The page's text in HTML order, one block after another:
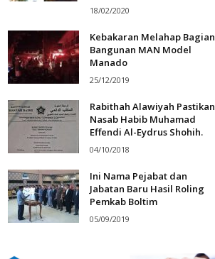
18/02/2020
Kebakaran Melahap Bagian
Bangunan MAN Model
Manado
25/12/2019
Rabithah Alawiyah Pastikan
Nasab Habib Muhamad
Effendi Al-Eydrus Shohih.
04/10/2018
Ini Nama Pejabat dan
Jabatan Baru Hasil Roling
Pemkab Boltim
05/09/2019